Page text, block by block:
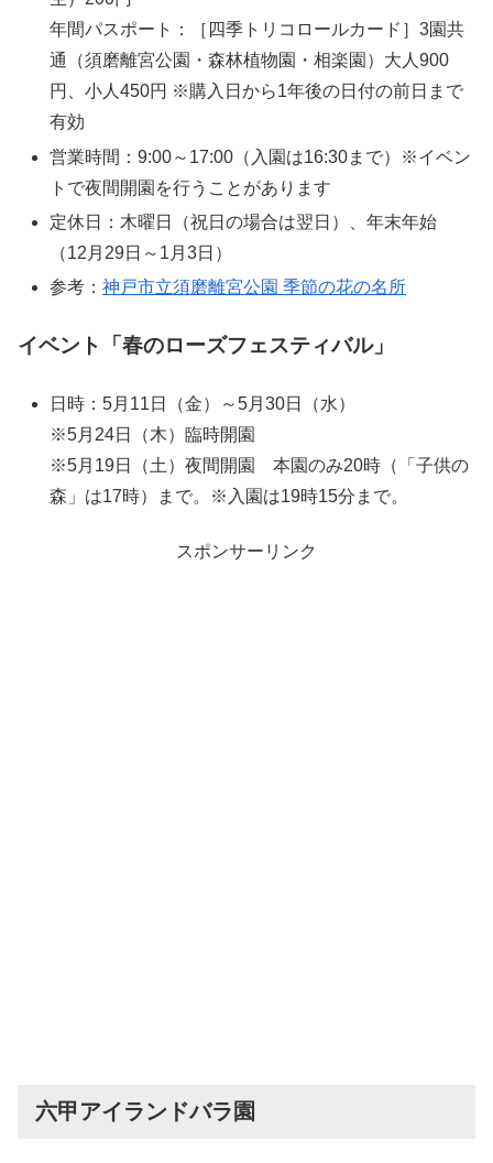
年間パスポート：［四季トリコロールカード］3園共
通（須磨離宮公園・森林植物園・相楽園）大人900
円、小人450円 ※購入日から1年後の日付の前日まで
有効
営業時間：9:00～17:00（入園は16:30まで）※イベン
トで夜間開園を行うことがあります
定休日：木曜日（祝日の場合は翌日）、年末年始
（12月29日～1月3日）
参考：神戸市立須磨離宮公園 季節の花の名所
イベント「春のローズフェスティバル」
日時：5月11日（金）～5月30日（水）
※5月24日（木）臨時開園
※5月19日（土）夜間開園 本園のみ20時（「子供の
森」は17時）まで。※入園は19時15分まで。
スポンサーリンク
六甲アイランドバラ園